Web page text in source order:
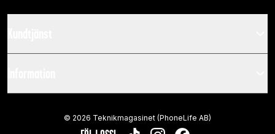
© 2026 Teknikmagasinet (PhoneLife AB)